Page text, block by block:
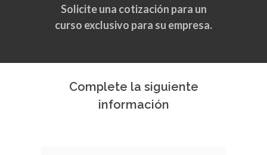
Solicite una cotización para un
curso exclusivo para su empresa.
Complete la siguiente
información